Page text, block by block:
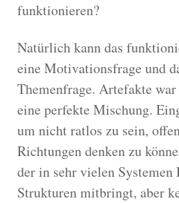
funktionieren?
Natürlich kann das
eine Motivationsfrage und
Themenfrage. Artefakte
eine perfekte Mischung.
um nicht ratlos zu sein,
Richtungen denken zu
der in sehr vielen Systemen
Strukturen mitbringt, aber